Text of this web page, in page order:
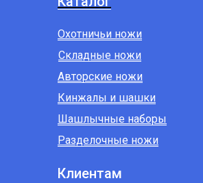
Кинжалы и шашки
Авторские ножи
Охотничьи ножи
Складные ножи
Шашлычные наборы
Разделочные ножи
Клиентам